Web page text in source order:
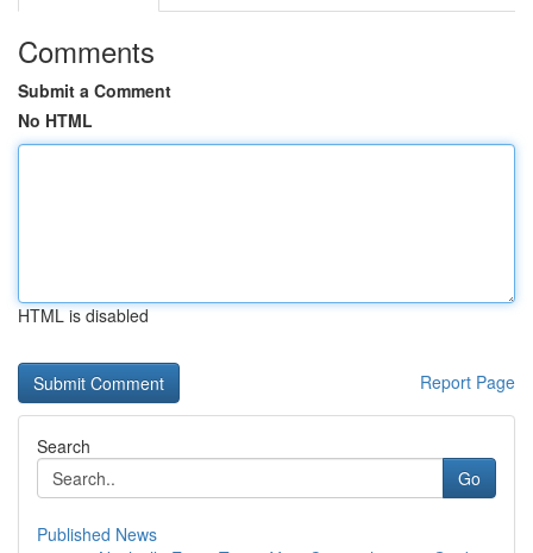
Comments
Submit a Comment
No HTML
HTML is disabled
Report Page
Search
Go
Published News